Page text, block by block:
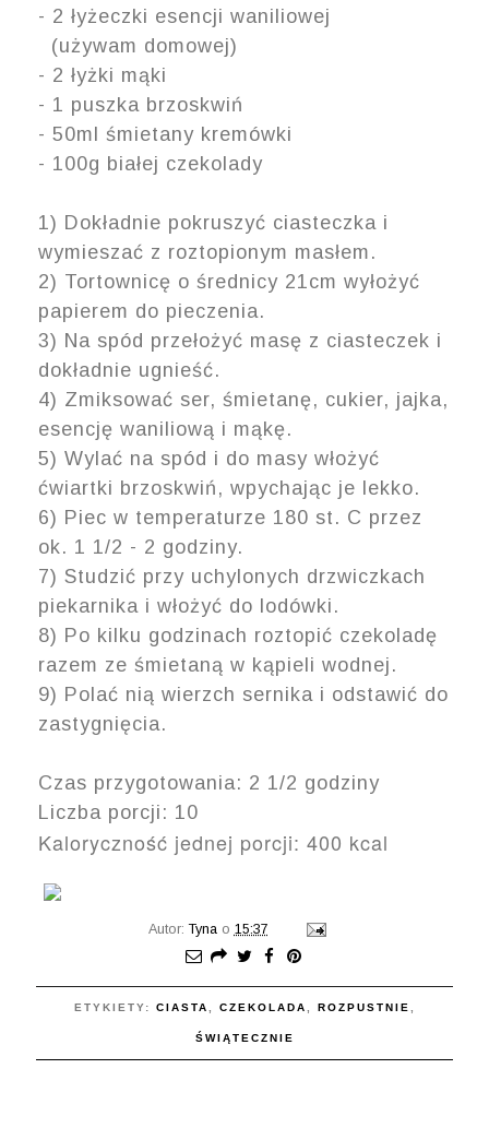
- 2 łyżeczki esencji waniliowej
(używam domowej)
- 2 łyżki mąki
- 1 puszka brzoskwiń
- 50ml śmietany kremówki
- 100g białej czekolady
1) Dokładnie pokruszyć ciasteczka i
wymieszać z roztopionym masłem.
2) Tortownicę o średnicy 21cm wyłożyć
papierem do pieczenia.
3) Na spód przełożyć masę z ciasteczek i
dokładnie ugnieść.
4) Zmiksować ser, śmietanę, cukier, jajka,
esencję waniliową i mąkę.
5) Wylać na spód i do masy włożyć
ćwiartki brzoskwiń, wpychając je lekko.
6) Piec w temperaturze 180 st. C przez
ok. 1 1/2 - 2 godziny.
7) Studzić przy uchylonych drzwiczkach
piekarnika i włożyć do lodówki.
8) Po kilku godzinach roztopić czekoladę
razem ze śmietaną w kąpieli wodnej.
9) Polać nią wierzch sernika i odstawić do
zastygnięcia.
Czas przygotowania: 2 1/2 godziny
Liczba porcji: 10
Kaloryczność jednej porcji: 400 kcal
Autor:Tyna o 15:37
ETYKIETY: CIASTA, CZEKOLADA, ROZPUSTNIE,
ŚWIĄTECZNIE